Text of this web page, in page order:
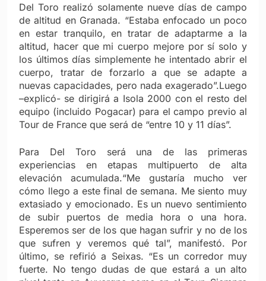
Del Toro realizó solamente nueve días de campo
de altitud en Granada. “Estaba enfocado un poco
en estar tranquilo, en tratar de adaptarme a la
altitud, hacer que mi cuerpo mejore por sí solo y
los últimos días simplemente he intentado abrir el
cuerpo, tratar de forzarlo a que se adapte a
nuevas capacidades, pero nada exagerado”.Luego
–explicó- se dirigirá a Isola 2000 con el resto del
equipo (incluido Pogacar) para el campo previo al
Tour de France que será de “entre 10 y 11 días”.
Para Del Toro será una de las primeras
experiencias en etapas multipuerto de alta
elevación acumulada.“Me gustaría mucho ver
cómo llego a este final de semana. Me siento muy
extasiado y emocionado. Es un nuevo sentimiento
de subir puertos de media hora o una hora.
Esperemos ser de los que hagan sufrir y no de los
que sufren y veremos qué tal”, manifestó. Por
último, se refirió a Seixas. “Es un corredor muy
fuerte. No tengo dudas de que estará a un alto